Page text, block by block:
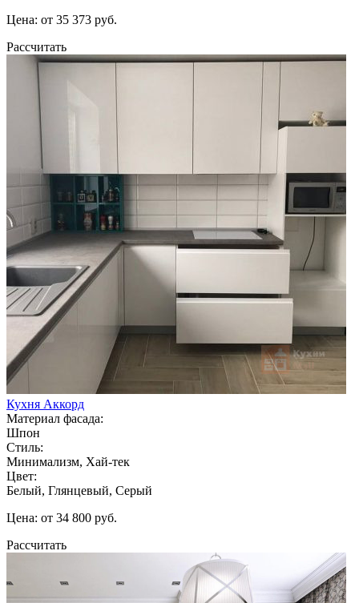
Цена: от 35 373 руб.
Рассчитать
Кухня Аккорд
Материал фасада:
Шпон
Стиль:
Минимализм, Хай-тек
Цвет:
Белый, Глянцевый, Серый
Цена: от 34 800 руб.
Рассчитать